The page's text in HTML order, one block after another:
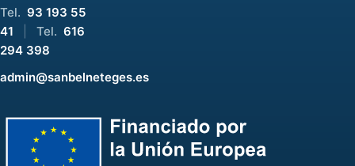
Tel. 93 193 55
41
Tel. 616
294 398
admin@sanbelneteges.es